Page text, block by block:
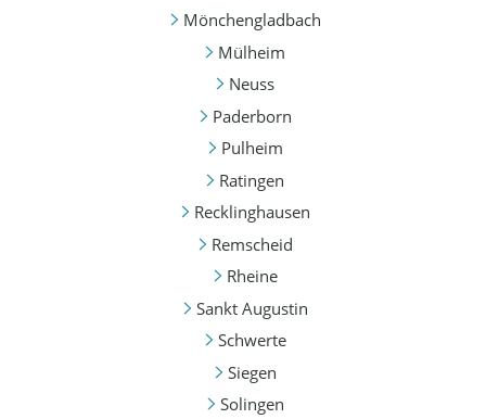
Mönchengladbach
Mülheim
Neuss
Paderborn
Pulheim
Ratingen
Recklinghausen
Remscheid
Rheine
Sankt Augustin
Schwerte
Siegen
Solingen